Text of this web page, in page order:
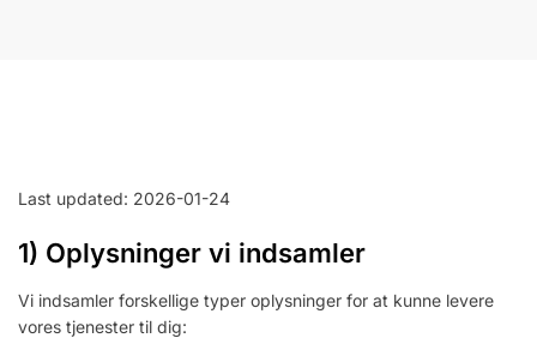
Last updated: 2026-01-24
1) Oplysninger vi indsamler
Vi indsamler forskellige typer oplysninger for at kunne levere
vores tjenester til dig: